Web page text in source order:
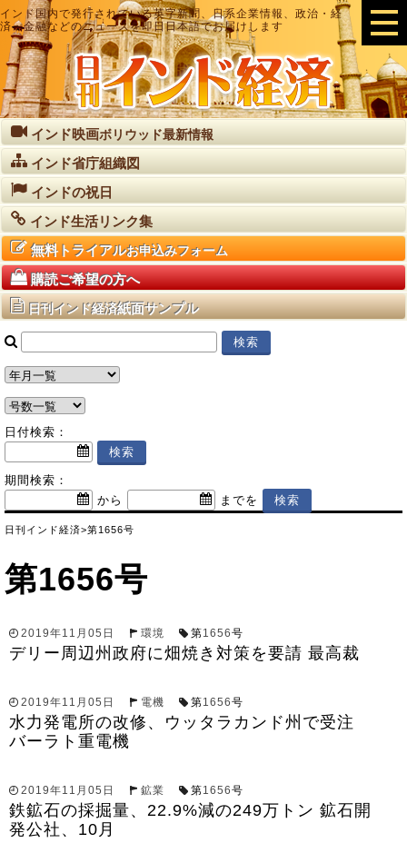
インド国内で発行されている英字新聞、日系企業情報、政治・経
済・金融などのニュースを即日日本語でお届けします
インド映画ボリウッド最新情報
インド省庁組織図
インドの祝日
インド生活リンク集
無料トライアルお申込みフォーム
購読ご希望の方へ
日刊インド経済紙面サンプル
日付検索：
期間検索：
から
までを
日刊インド経済>第1656号
第1656号
2019年11月05日 環境 第1656号
デリー周辺州政府に畑焼き対策を要請 最高裁
2019年11月05日 電機 第1656号
水力発電所の改修、ウッタラカンド州で受注
バーラト重電機
2019年11月05日 鉱業 第1656号
鉄鉱石の採掘量、22.9%減の249万トン 鉱石開
発公社、10月